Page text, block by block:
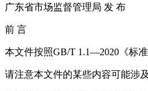
广东省市场监督管理局 发 布
前 言
本文件按照GB/T 1.1—2020《标
请注意本文件的某些内容可能涉